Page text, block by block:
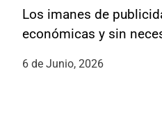
Los imanes de
económicas y sin
6 de Junio, 2026